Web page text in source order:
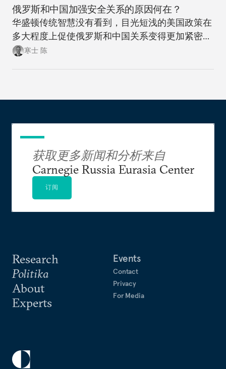
俄罗斯和中国加强安全关系的原因何在？
华盛顿传统智慧没有看到，目光短浅的美国政策在
多大程度上促使俄罗斯和中国关系变得更加紧密。
此次此刻，正是美国政策制定者们重新思考制定一
寒士 陈
Research
Politika
About
Experts
Events
Contact
Privacy
For Media
获取更多新闻和分析来自
Carnegie Russia Eurasia Center
订阅